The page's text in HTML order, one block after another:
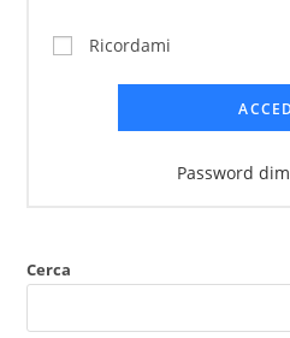
Ricordami
Password
Cerca